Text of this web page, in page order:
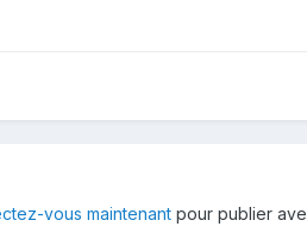
vous maintenant pour publier